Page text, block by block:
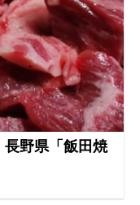
長野県「飯田焼